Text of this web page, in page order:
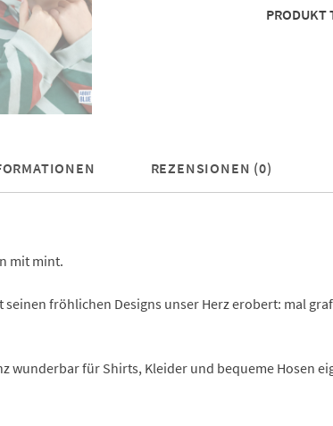
PRODUKT
REZENSIONEN (0)
mit mint.
seinen fröhlichen Designs unser Herz erobert: mal
wunderbar für Shirts, Kleider und bequeme Hosen